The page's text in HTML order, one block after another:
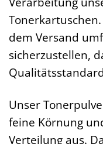
dem Versand
sicherzustellen,
Unser
feine Körnung
Verteilung aus.